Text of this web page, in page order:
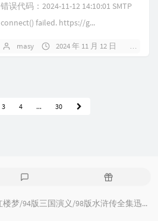
错误代码：2024-11-12 14:10:01 SMTP
connect() failed. https://g...
masy 2024 年 11 月 12 日
3 4 ... 30
评
论
随
文
章
86版西游记/87版红楼梦/94版三国演义/98版水浒传全集迅雷下载